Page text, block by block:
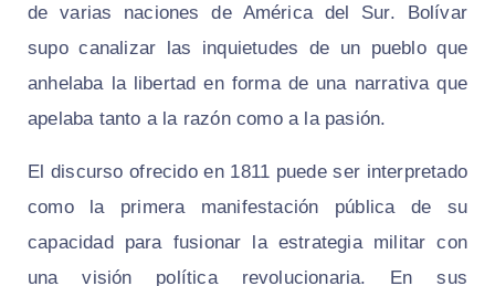
de varias naciones de América del Sur. Bolívar
supo canalizar las inquietudes de un pueblo que
anhelaba la libertad en forma de una narrativa que
apelaba tanto a la razón como a la pasión.
El discurso ofrecido en 1811 puede ser interpretado
como la primera manifestación pública de su
capacidad para fusionar la estrategia militar con
una visión política revolucionaria. En sus